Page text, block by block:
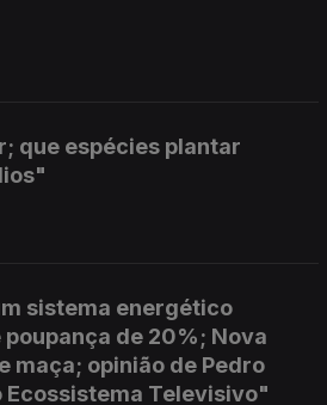
que espécies plantar
sistema energético
de 20%; Nova
maça; opinião de Pedro
Televisivo"